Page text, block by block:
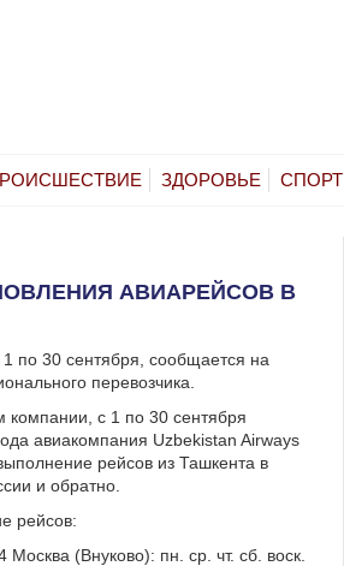
ЗДОРОВЬЕ СПОРТ
АВИАРЕЙСОВ В
по 30 сентября, сообщается на
перевозчика.
компании, с 1 по 30 сентября
авиакомпания Uzbekistan Airways
рейсов из Ташкента в
и обратно.
рейсов:
Москва (Внуково): пн. ср. чт. сб. воск.